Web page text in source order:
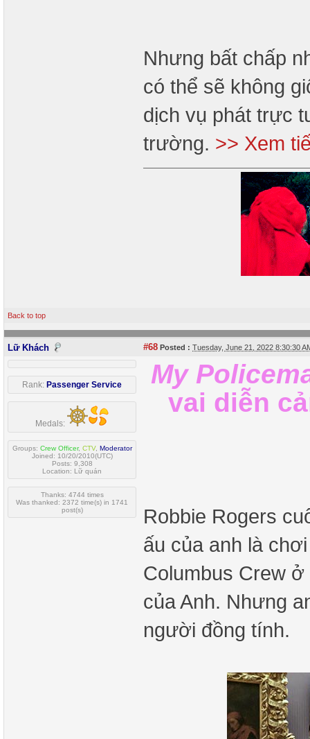
Nhưng bất chấp
có thể sẽ không
dịch vụ phát trực
trường. >> Xem
Back to top
Lữ Khách #68 Posted : Tuesday, June 21, 2022 8:30:30
Rank: Passenger Service
Medals:
Groups: Crew Officer, CTV, Moderator
Joined: 10/20/2010(UTC)
Posts: 9,308
Location: Lữ quán
Thanks: 4744 times
Was thanked: 2372 time(s) in 1741
post(s)
My
vai diễn
Robbie Rogers
ấu của anh là
Columbus Crew
của Anh. Nhưng
người đồng tính.